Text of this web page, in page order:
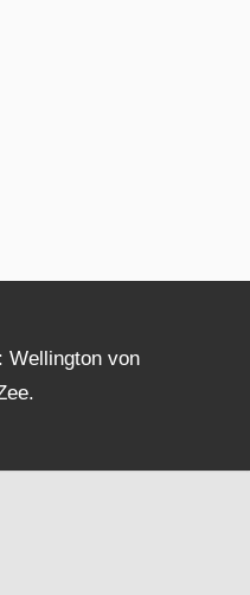
Wellington von